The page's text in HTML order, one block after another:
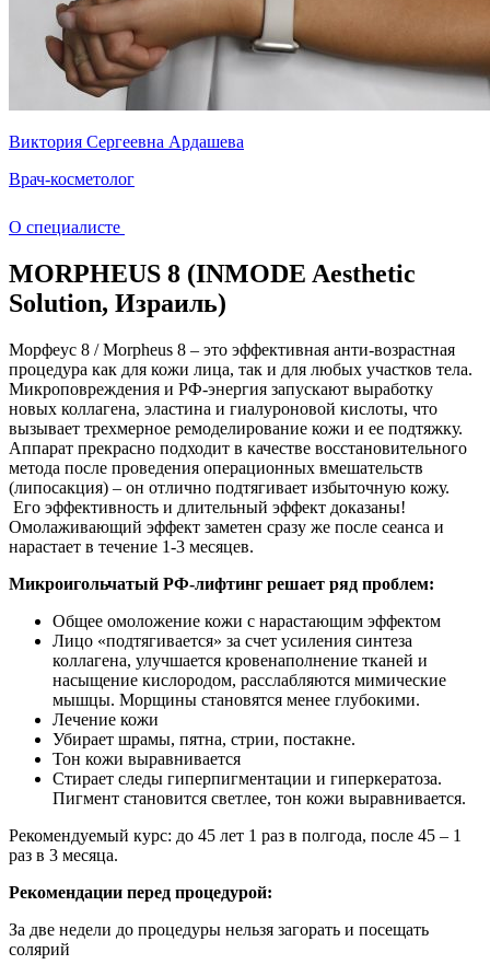
Виктория Сергеевна Ардашева
Врач-косметолог
О специалисте
MORPHEUS 8 (INMODE Aesthetic
Solution, Израиль)
Морфеус 8 / Morpheus 8 – это эффективная анти-возрастная
процедура как для кожи лица, так и для любых участков тела.
Микроповреждения и РФ-энергия запускают выработку
новых коллагена, эластина и гиалуроновой кислоты, что
вызывает трехмерное ремоделирование кожи и ее подтяжку.
Аппарат прекрасно подходит в качестве восстановительного
метода после проведения операционных вмешательств
(липосакция) – он отлично подтягивает избыточную кожу.
Его эффективность и длительный эффект доказаны!
Омолаживающий эффект заметен сразу же после сеанса и
нарастает в течение 1-3 месяцев.
Микроигольчатый РФ-лифтинг решает ряд проблем:
Общее омоложение кожи с нарастающим эффектом
Лицо «подтягивается» за счет усиления синтеза
коллагена, улучшается кровенаполнение тканей и
насыщение кислородом, расслабляются мимические
мышцы. Морщины становятся менее глубокими.
Лечение кожи
Убирает шрамы, пятна, стрии, постакне.
Тон кожи выравнивается
Стирает следы гиперпигментации и гиперкератоза.
Пигмент становится светлее, тон кожи выравнивается.
Рекомендуемый курс: до 45 лет 1 раз в полгода, после 45 – 1
раз в 3 месяца.
Рекомендации перед процедурой:
За две недели до процедуры нельзя загорать и посещать
солярий